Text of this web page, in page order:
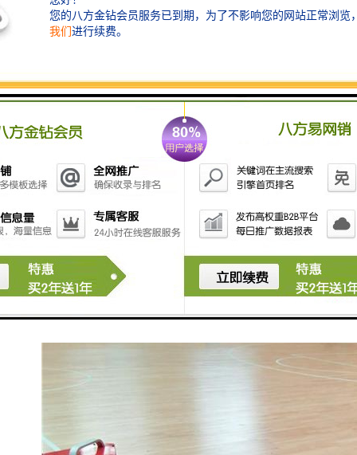
于之后的统计和分析，帮助选手和团队总结经验、寻找
改进方向。
示能够增强观看体验，让他们地理解比赛进程和选手表
5. **决策支持**：在一些情况下，计时记分系统提供的
数据可以帮助裁判做出更准确的判断，减少争议和纠
纷。
6. **记录和存档**：计时记分系统能够自动记录比赛结
果，为日后查询、对比和研究提供便利，尤其是在长期
统计和趋势分析中尤为重要。
总之，计时记分系统是现代竞技体育和比赛活动中的工